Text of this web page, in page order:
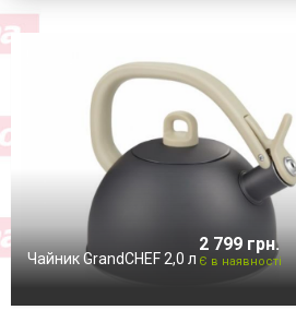
Чайник GrandCHEF 2,0 л
2 799 грн.
Є в наявності